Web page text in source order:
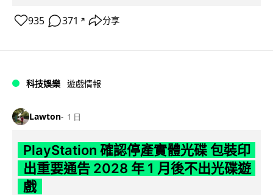
935 371 ↗ 分享
科技娛樂 遊戲情報
Lawton 1 日
PlayStation 確認停產實體光碟 包裝印
出重要通告 2028 年 1 月後不出光碟遊
戲